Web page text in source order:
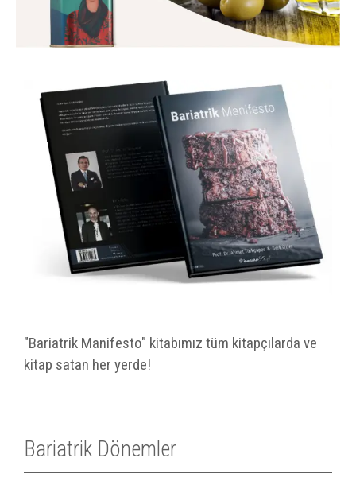
"Bariatrik Manifesto" kitabımız tüm kitapçılarda ve
kitap satan her yerde!
Bariatrik Dönemler